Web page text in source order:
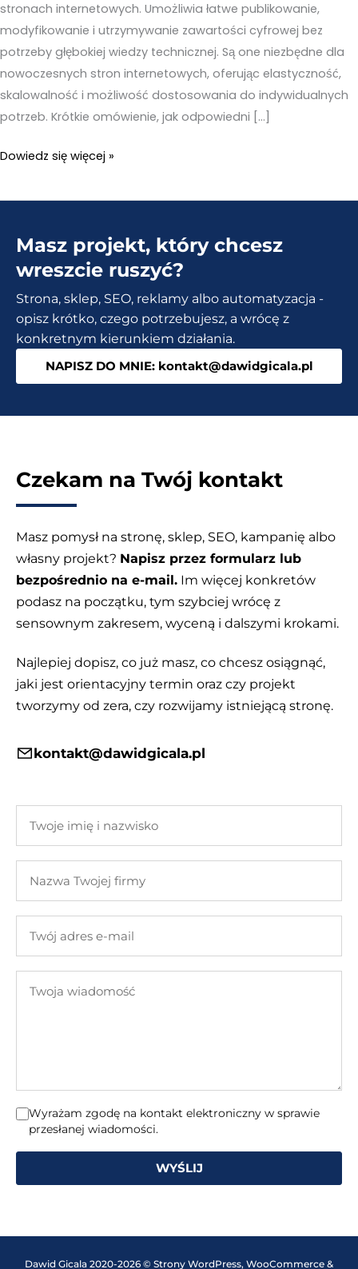
stronach internetowych. Umożliwia łatwe publikowanie,
modyfikowanie i utrzymywanie zawartości cyfrowej bez
potrzeby głębokiej wiedzy technicznej. Są one niezbędne dla
nowoczesnych stron internetowych, oferując elastyczność,
skalowalność i możliwość dostosowania do indywidualnych
potrzeb. Krótkie omówienie, jak odpowiedni […]
Przewodnik
wyborze
CMS
dla
strony
internetowej
Dowiedz się więcej »
Masz projekt, który chcesz
wreszcie ruszyć?
Strona, sklep, SEO, reklamy albo automatyzacja -
opisz krótko, czego potrzebujesz, a wrócę z
konkretnym kierunkiem działania.
NAPISZ DO MNIE: kontakt@dawidgicala.pl
Czekam na Twój kontakt
Masz pomysł na stronę, sklep, SEO, kampanię albo
własny projekt? Napisz przez formularz lub
bezpośrednio na e-mail. Im więcej konkretów
podasz na początku, tym szybciej wrócę z
sensownym zakresem, wyceną i dalszymi krokami.
Najlepiej dopisz, co już masz, co chcesz osiągnąć,
jaki jest orientacyjny termin oraz czy projekt
tworzymy od zera, czy rozwijamy istniejącą stronę.
kontakt@dawidgicala.pl
imię
nazwisko
Twojej
adres
mail
wiadomość
Wyrażam zgodę na kontakt elektroniczny w sprawie
przesłanej wiadomości.
WYŚLIJ
Dawid Gicala 2020-2026 © Strony WordPress, WooCommerce &